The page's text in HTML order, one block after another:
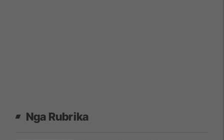
Nga Rubrika